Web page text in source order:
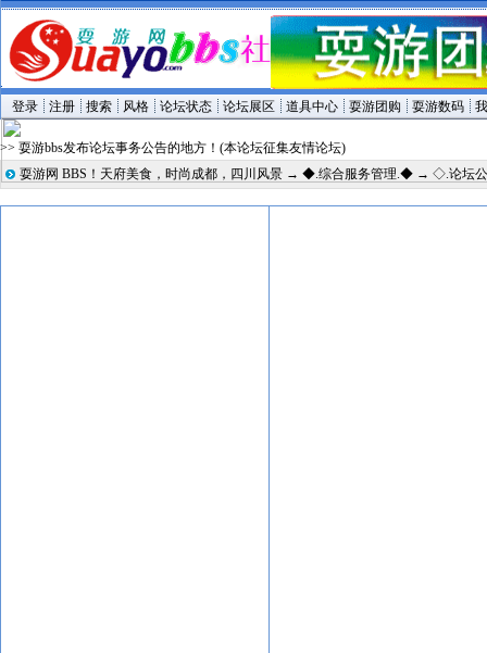
登录 注册 搜索 风格 论坛状态 论坛展区 道具中心 耍游团购 耍游数码
>> 耍游bbs发布论坛事务公告的地方！(本论坛征集友情论坛)
耍游网 BBS！天府美食，时尚成都，四川风景 → ◆.综合服务管理.◆ → ◇.论坛